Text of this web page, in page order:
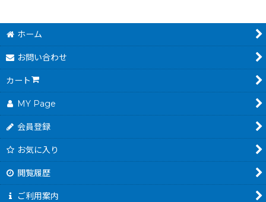
ホーム
お問い合わせ
カート
MY Page
会員登録
お気に入り
閲覧履歴
ご利用案内